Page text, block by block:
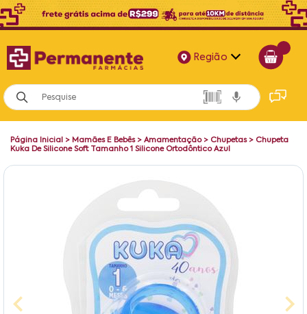
Região
Alagoas
Bahia
Paraíba
Página Inicial > Mamães E Bebês> Amamentação> Chupetas> Chupeta
Kuka De Silicone Soft Tamanho 1 Silicone Ortodôntico Azul